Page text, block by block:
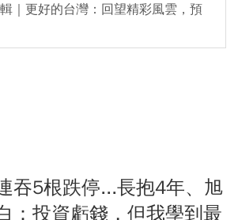
｜更好的台灣：回望精彩風雲，預
吞5根跌停...長抱4年、旭
：投資虧錢，但我學到最